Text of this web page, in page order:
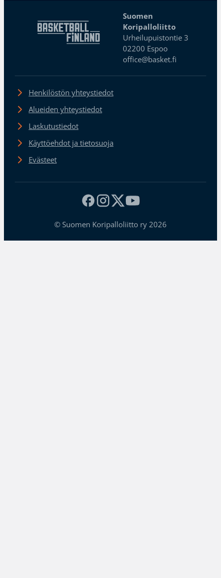
Suomen
Koripalloliitto
Urheilupuistontie 3
02200 Espoo
office@basket.fi
Henkilöstön yhteystiedot
Alueiden yhteystiedot
Laskutustiedot
Käyttöehdot ja tietosuoja
Evästeet
© Suomen Koripalloliitto ry 2026